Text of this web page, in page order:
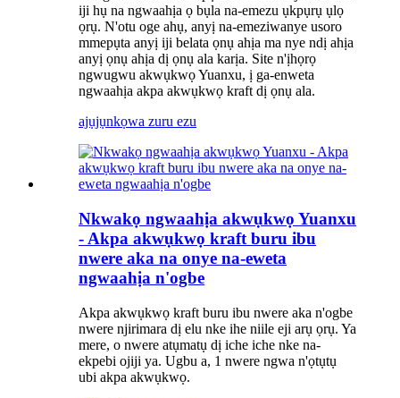
iji hụ na ngwaahịa ọ bụla na-emezu ụkpụrụ ụlọ
ọrụ. N'otu oge ahụ, anyị na-emeziwanye usoro
mmepụta anyị iji belata ọnụ ahịa ma nye ndị ahịa
anyị ọnụ ahịa dị ọnụ ala karịa. Site n'ịhọrọ
ngwugwu akwụkwọ Yuanxu, ị ga-enweta
ngwaahịa akpa akwụkwọ kraft dị ọnụ ala.
ajụjụnkọwa zuru ezu
Nkwakọ ngwaahịa akwụkwọ Yuanxu
- Akpa akwụkwọ kraft buru ibu
nwere aka na onye na-eweta
ngwaahịa n'ogbe
Akpa akwụkwọ kraft buru ibu nwere aka n'ogbe
nwere njirimara dị elu nke ihe niile eji arụ ọrụ. Ya
mere, o nwere atụmatụ dị iche iche nke na-
ekpebi ojiji ya. Ugbu a, 1 nwere ngwa n'ọtụtụ
ubi akpa akwụkwọ.